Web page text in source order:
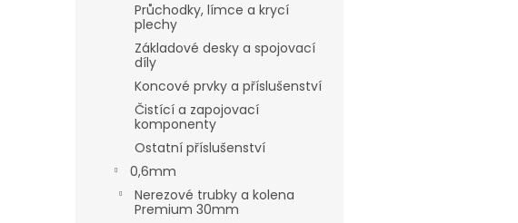
Průchodky, límce a krycí
plechy
Základové desky a spojovací
díly
Koncové prvky a příslušenství
Čistící a zapojovací
komponenty
Ostatní příslušenství
0,6mm
Nerezové trubky a kolena
Premium 30mm